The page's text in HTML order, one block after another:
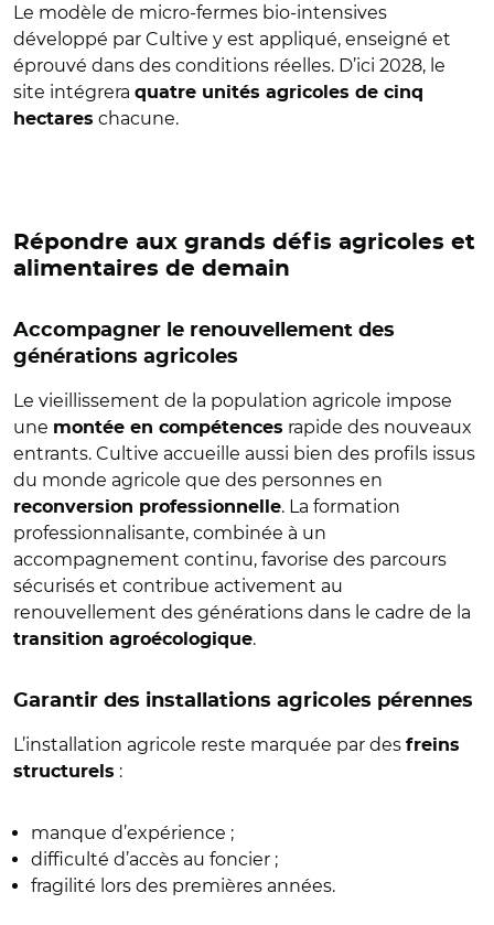
Le modèle de micro-fermes bio-intensives
développé par Cultive y est appliqué, enseigné et
éprouvé dans des conditions réelles. D’ici 2028, le
site intégrera quatre unités agricoles de cinq
hectares chacune.
Répondre aux grands défis agricoles et
alimentaires de demain
Accompagner le renouvellement des
générations agricoles
Le vieillissement de la population agricole impose
une montée en compétences rapide des nouveaux
entrants. Cultive accueille aussi bien des profils issus
du monde agricole que des personnes en
reconversion professionnelle. La formation
professionnalisante, combinée à un
accompagnement continu, favorise des parcours
sécurisés et contribue activement au
renouvellement des générations dans le cadre de la
transition agroécologique.
Garantir des installations agricoles pérennes
L’installation agricole reste marquée par des freins
structurels :
manque d’expérience ;
difficulté d’accès au foncier ;
fragilité lors des premières années.